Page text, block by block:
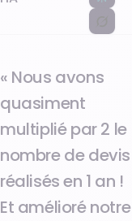
« Nous avons
quasiment
multiplié par 2 le
nombre de devis
réalisés en 1 an !
Et amélioré notre